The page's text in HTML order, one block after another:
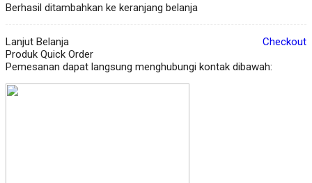
Berhasil ditambahkan ke keranjang belanja
Lanjut Belanja
Checkout
Produk Quick Order
Pemesanan dapat langsung menghubungi kontak dibawah: